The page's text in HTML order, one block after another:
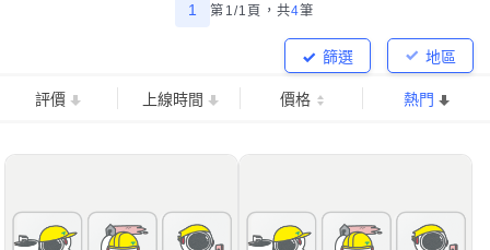
1 第1/1頁， 共4筆
地區
篩選
評價 上線時間 價格 熱門